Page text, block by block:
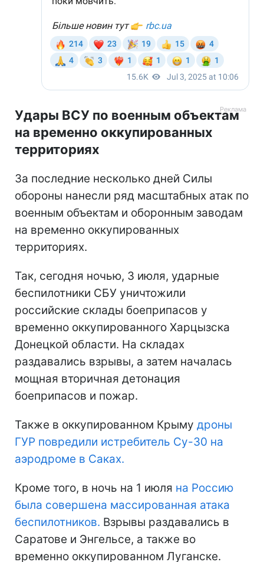
Удары ВСУ по военным объектам
на временно оккупированных
территориях
За последние несколько дней Силы
обороны нанесли ряд масштабных атак по
военным объектам и оборонным заводам
на временно оккупированных
территориях.
Так, сегодня ночью, 3 июля, ударные
беспилотники СБУ уничтожили
российские склады боеприпасов у
временно оккупированного Харцызска
Донецкой области. На складах
раздавались взрывы, а затем началась
мощная вторичная детонация
боеприпасов и пожар.
Также в оккупированном Крыму дроны
ГУР повредили истребитель Су-30 на
аэродроме в Саках.
Кроме того, в ночь на 1 июля на Россию
была совершена массированная атака
беспилотников. Взрывы раздавались в
Саратове и Энгельсе, а также во
временно оккупированном Луганске.